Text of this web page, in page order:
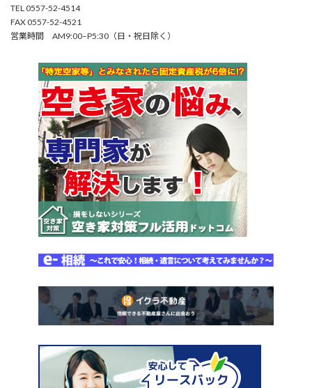
TEL 0557-52-4514
FAX 0557-52-4521
営業時間 AM9:00–P5:30（日・祝日除く）